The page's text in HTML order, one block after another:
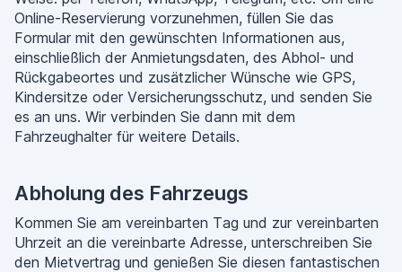
Online-Reservierung vorzunehmen, füllen Sie das
Formular mit den gewünschten Informationen aus,
einschließlich der Anmietungsdaten, des Abhol- und
Rückgabeortes und zusätzlicher Wünsche wie GPS,
Kindersitze oder Versicherungsschutz, und senden Sie
es an uns. Wir verbinden Sie dann mit dem
Fahrzeughalter für weitere Details.
Abholung des Fahrzeugs
Kommen Sie am vereinbarten Tag und zur vereinbarten
Uhrzeit an die vereinbarte Adresse, unterschreiben Sie
den Mietvertrag und genießen Sie diesen fantastischen